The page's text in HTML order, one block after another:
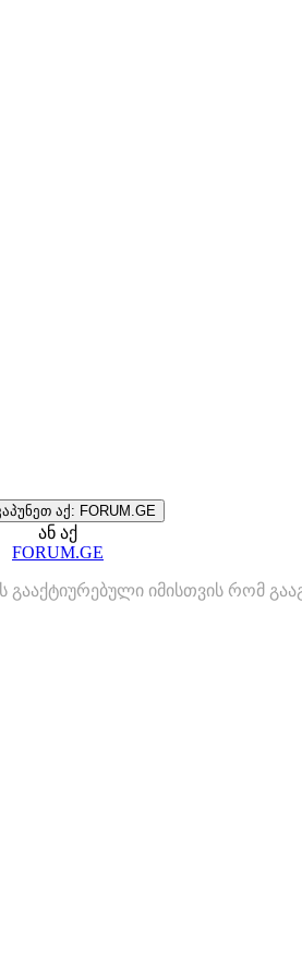
აქ: FORUM.GE
ან აქ
FORUM.GE
გააქტიურებული იმისთვის რომ